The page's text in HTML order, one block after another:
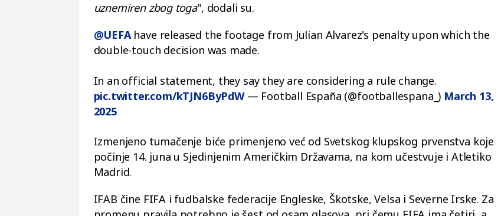
uznemiren zbog toga", dodali su.
@UEFAhave released the footage from Julian Alvarez's penalty upon which the
double-touch decision was made.
In an official statement, they say they are considering a rule change.
pic.twitter.com/kTJN6ByPdW— Football España (@footballespana_) March 13,
2025
Izmenjeno tumačenje biće primenjeno već od Svetskog klupskog prvenstva koje
počinje 14. juna u Sjedinjenim Američkim Državama, na kom učestvuje i Atletiko
Madrid.
IFAB čine FIFA i fudbalske federacije Engleske, Škotske, Velsa i Severne Irske. Za